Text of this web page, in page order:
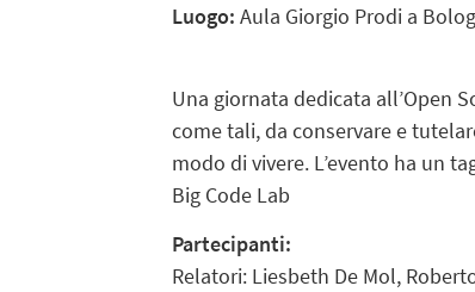
Luogo: Aula Giorgio Prodi a
Una giornata dedicata all’Open
come tali, da conservare e
modo di vivere. L’evento ha un
Big Code Lab
Partecipanti:
Relatori: Liesbeth De Mol,